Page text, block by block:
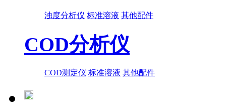
浊度分析仪 标准溶液 其他配件
COD分析仪
COD测定仪 标准溶液 其他配件